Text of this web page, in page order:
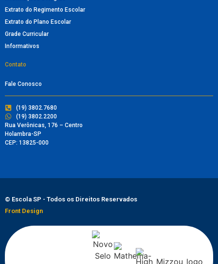
Extrato do Regimento Escolar
Extrato do Plano Escolar
Grade Curricular
Informativos
Contato
Fale Conosco
(19) 3802.7680
(19) 3802.2200
Rua Verônicas, 176 – Centro
Holambra-SP
CEP: 13825-000
© Escola SP - Todos os Direitos Reservados
Front Design